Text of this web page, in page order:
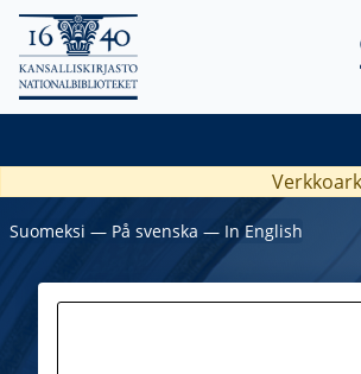
Suomeksi ― På svenska ― In English